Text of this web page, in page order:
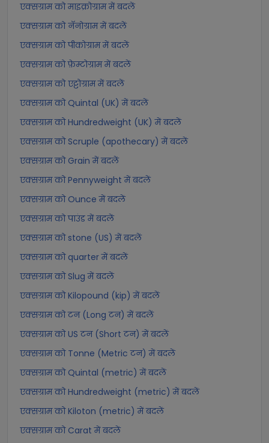
एक्सग्राम को माइक्रोग्राम में बदलें
एक्सग्राम को नॅनोग्राम में बदलें
एक्सग्राम को पीकोग्राम में बदलें
एक्सग्राम को फ़ेम्टोग्राम में बदलें
एक्सग्राम को एट्टोग्राम में बदलें
एक्सग्राम को Quintal (UK) में बदलें
एक्सग्राम को Hundredweight (UK) में बदलें
एक्सग्राम को Scruple (apothecary) में बदलें
एक्सग्राम को Grain में बदलें
एक्सग्राम को Pennyweight में बदलें
एक्सग्राम को Ounce में बदलें
एक्सग्राम को पाउंड में बदलें
एक्सग्राम को stone (US) में बदलें
एक्सग्राम को quarter में बदलें
एक्सग्राम को Slug में बदलें
एक्सग्राम को Kilopound (kip) में बदलें
एक्सग्राम को टन (Long टन) में बदलें
एक्सग्राम को US टन (Short टन) में बदलें
एक्सग्राम को Tonne (Metric टन) में बदलें
एक्सग्राम को Quintal (metric) में बदलें
एक्सग्राम को Hundredweight (metric) में बदलें
एक्सग्राम को Kiloton (metric) में बदलें
एक्सग्राम को Carat में बदलें